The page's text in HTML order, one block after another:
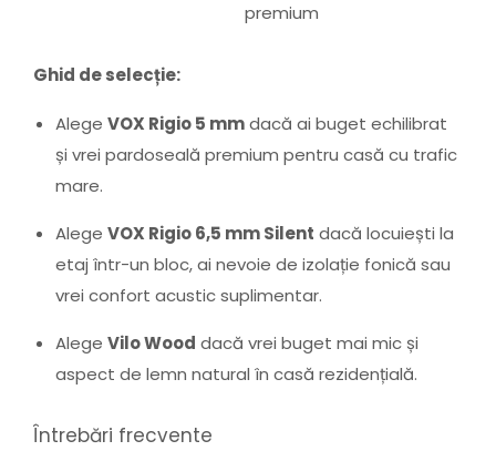
premium
Ghid de selecție:
Alege VOX Rigio 5 mmdacă ai buget echilibrat
și vrei pardoseală premium pentru casă cu trafic
mare.
Alege VOX Rigio 6,5 mm Silent dacă locuiești la
etaj într-un bloc, ai nevoie de izolație fonică sau
vrei confort acustic suplimentar.
Alege Vilo Wood dacă vrei buget mai mic și
aspect de lemn natural în casă rezidențială.
Întrebări frecvente